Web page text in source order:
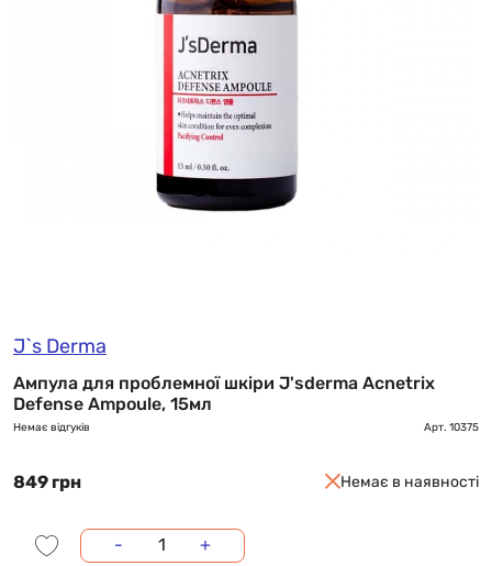
J`s Derma
Ампула для проблемної шкіри J'sderma Acnetrix
Defense Ampoule, 15мл
Немає відгуків Арт. 10375
849 грн Немає в наявності
- +